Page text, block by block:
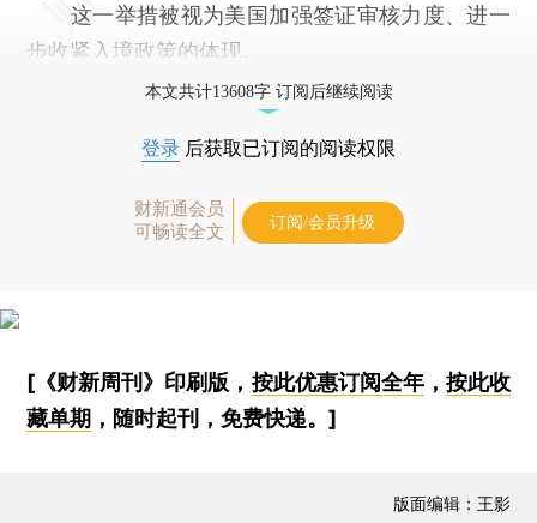
这一举措被视为美国加强签证审核力度、进一
步收紧入境政策的体现。
本文共计13608字 订阅后继续阅读
登录 后获取已订阅的阅读权限
财新通会员
可畅读全文
订阅/会员升级
[《财新周刊》印刷版， 按此优惠订阅全年， 按此收
藏单期 ，随时起刊，免费快递。]
版面编辑：王影